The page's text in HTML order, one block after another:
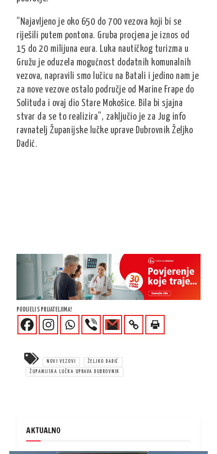
“Najavljeno je oko 650 do 700 vezova koji bi se
riješili putem pontona. Gruba procjena je iznos od
15 do 20 milijuna eura. Luka nautičkog turizma u
Gružu je oduzela mogućnost dodatnih komunalnih
vezova, napravili smo lučicu na Batali i jedino nam je
za nove vezove ostalo područje od Marine Frape do
Solituda i ovaj dio Stare Mokošice. Bila bi sjajna
stvar da se to realizira”, zaključio je za Jug info
ravnatelj Županijske lučke uprave Dubrovnik Željko
Dadić.
PODIJELI S PRIJATELJIMA!
NOVI VEZOVI ŽELJKO DADIĆ
ŽUPANIJSKA LUČKA UPRAVA DUBROVNIK
AKTUALNO